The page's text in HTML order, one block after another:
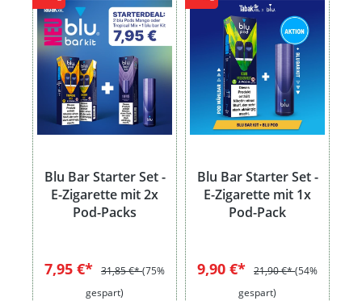
Blu Bar Starter Set -
E-Zigarette mit 2x
Pod-Packs
7,95 €* 31,85 €*(75%
gespart)
Blu Bar Starter Set -
E-Zigarette mit 1x
Pod-Pack
9,90 €* 21,90 €*(54%
gespart)